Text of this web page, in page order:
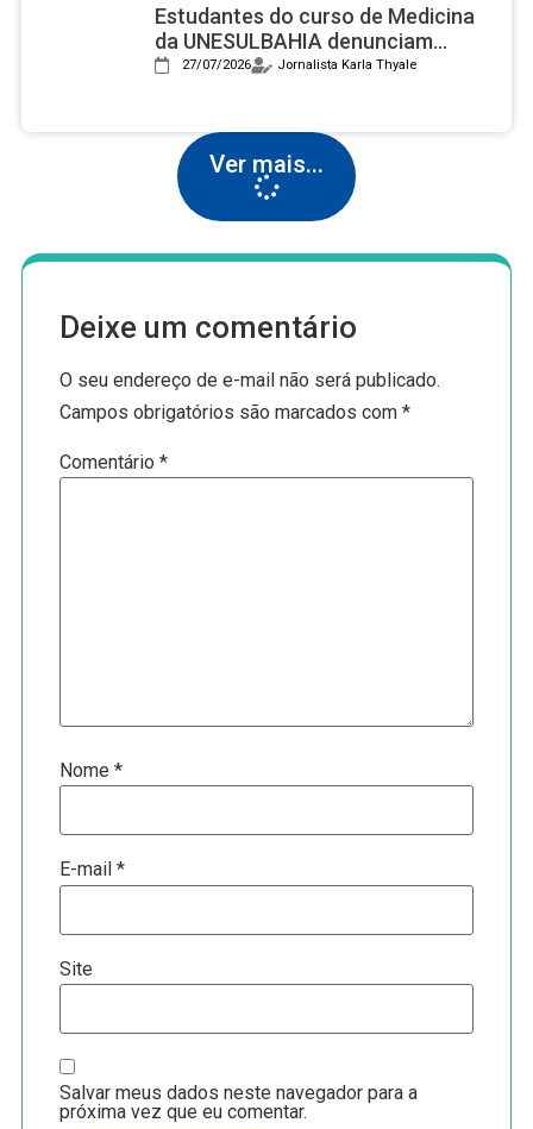
Estudantes do curso de Medicina
da UNESULBAHIA denunciam
assédio institucional e reprovações
27/07/2026 Jornalista Karla Thyale
Ver mais...
Deixe um comentário
O seu endereço de e-mail não será publicado.
Campos obrigatórios são marcados com*
Comentário*
Nome*
E-mail*
Site
Salvar meus dados neste navegador para a
próxima vez que eu comentar.